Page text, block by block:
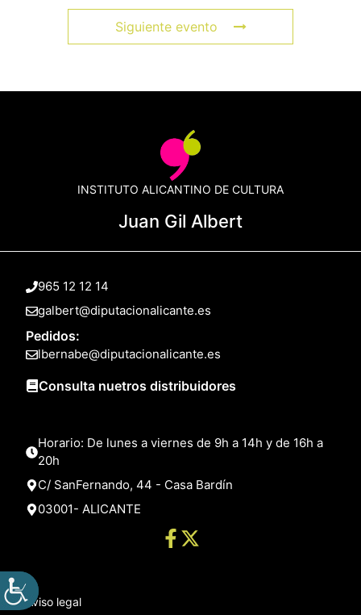
Siguiente evento
INSTITUTO ALICANTINO DE CULTURA
Juan Gil Albert
965 12 12 14
galbert@diputacionalicante.es
Pedidos:
lbernabe@diputacionalicante.es
Consulta nuetros distribuidores
Horario: De lunes a viernes de 9h a 14h y de 16h a
20h
C/ SanFernando, 44 - Casa Bardín
03001- ALICANTE
Aviso legal